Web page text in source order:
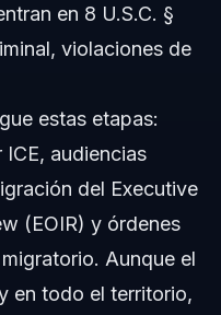
en 8 U.S.C. §
violaciones de
estas etapas:
audiencias
del Executive
(EOIR) y órdenes
Aunque el
en todo el territorio,